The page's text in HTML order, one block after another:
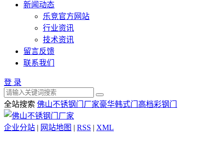
新闻动态
乐竞官方网站
行业资讯
技术资讯
留言反馈
联系我们
登 录
全站搜索 佛山不锈钢门厂家豪华韩式门 高档彩钢门
企业分站 | 网站地图 | RSS | XML